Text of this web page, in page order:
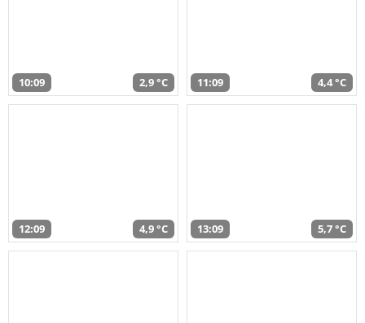
10:09 2,9 °C 11:09 4,4 °C
12:09 4,9 °C 13:09 5,7 °C